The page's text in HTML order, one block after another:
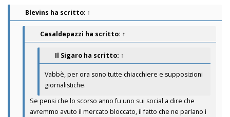
Blevins ha scritto: ↑
Casaldepazzi ha scritto: ↑
Il Sigaro ha scritto: ↑
Vabbè, per ora sono tutte chiacchiere e supposizioni
giornalistiche.
Se pensi che lo scorso anno fu uno sui social a dire che
avremmo avuto il mercato bloccato, il fatto che ne parlano i